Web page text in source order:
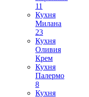
11
Кухня
Милана
23
Кухня
Оливия
Крем
Кухня
Палермо
8
Кухня